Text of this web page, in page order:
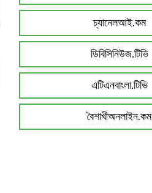
চ্যানেলআই.কম
ডিবিসিনিউজ.টিভি
এটিএনবাংলা.টিভি
বৈশাখীঅনলাইন.কম